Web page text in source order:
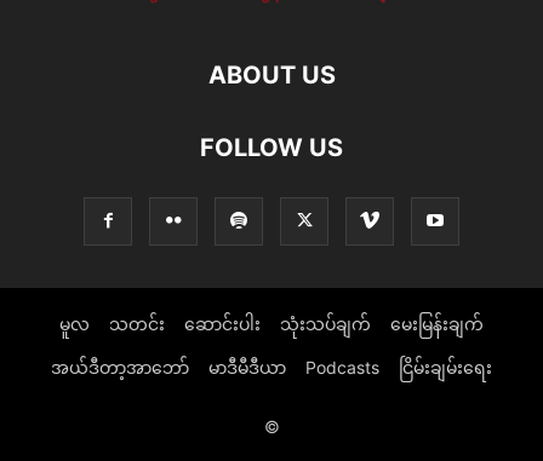
ABOUT US
FOLLOW US
မူလ သတင်း ဆောင်းပါး သုံးသပ်ချက် မေးမြန်းချက်
အယ်ဒီတာ့အာဘော် မာဒီမီဒီယာ Podcasts ငြိမ်းချမ်းရေး
©